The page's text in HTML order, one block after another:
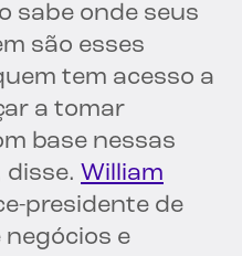
sabe onde seus
são esses
tem acesso a
a tomar
base nessas
disse. William
presidente de
e